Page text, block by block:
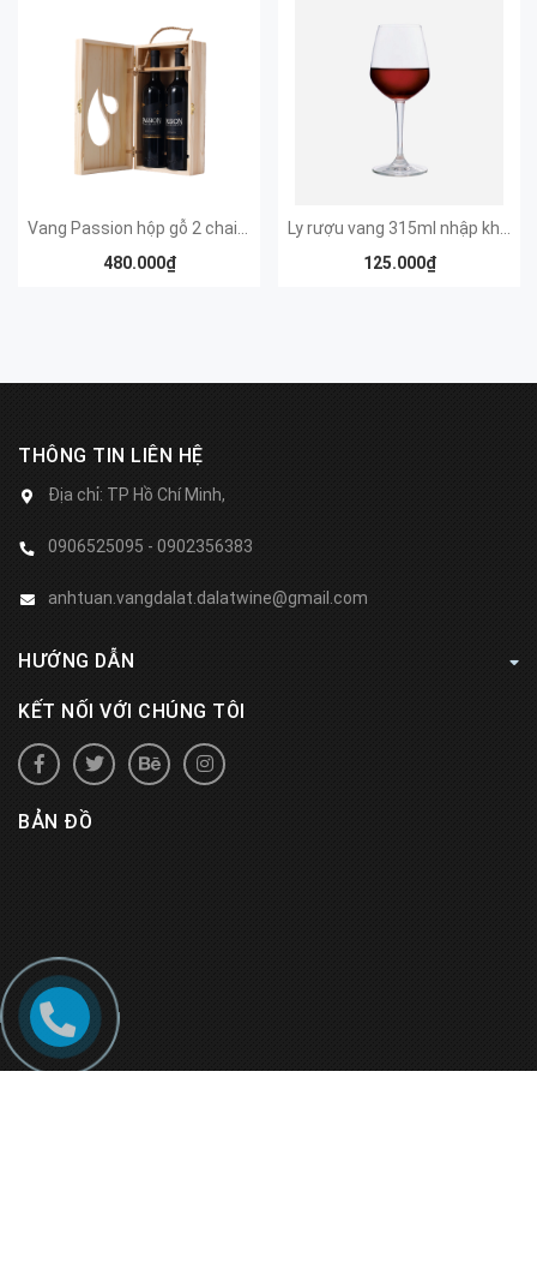
480.000₫
125.000₫
THÔNG TIN LIÊN HỆ
Địa chỉ: TP Hồ Chí Minh,
0906525095 - 0902356383
anhtuan.vangdalat.dalatwine@gmail.com
HƯỚNG DẪN
KẾT NỐI VỚI CHÚNG TÔI
BẢN ĐỒ